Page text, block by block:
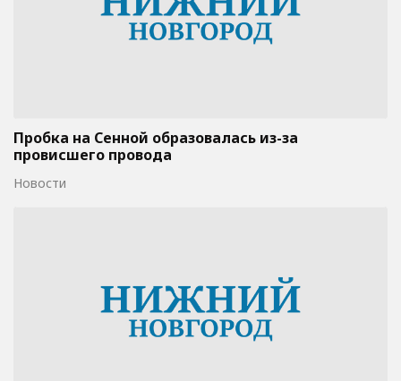
Пробка на Сенной образовалась из-за
провисшего провода
Новости